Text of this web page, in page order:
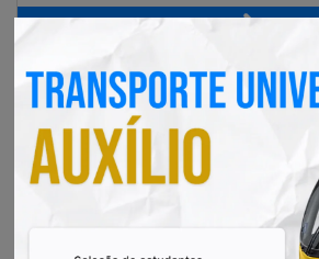
Radar Transparência